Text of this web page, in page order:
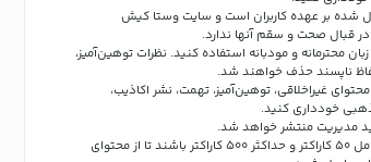
شده بر عهده کاربران است و سایت وستا کیش
قبال صحت و سقم آنها ندارد.
محترمانه و مودبانه استفاده کنید. نظرات توهین‌آمیز،
ناپسند حذف خواهند شد.
غیراخلاقی، توهین‌آمیز، تهمت، نشر اکاذیب،
خودداری کنید.
مدیریت منتشر خواهد شد.
نظرات باید حداقل شامل 50 کاراکتر و حداکثر 500 کاراکتر باشند تا از محتوای